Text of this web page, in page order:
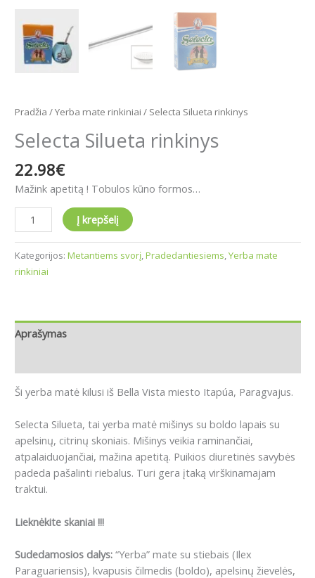
Pradžia /Yerba mate rinkiniai / Selecta Silueta rinkinys
Selecta Silueta rinkinys
22.98€
Mažink apetitą ! Tobulos kūno formos…
Į krepšelį
Kategorijos: Metantiems svorį,Pradedantiesiems,Yerba mate
rinkiniai
Aprašymas
Ši yerba matė kilusi iš Bella Vista miesto Itapúa, Paragvajus.
Selecta Silueta, tai yerba matė mišinys su boldo lapais su
apelsinų, citrinų skoniais. Mišinys veikia raminančiai,
atpalaiduojančiai, mažina apetitą. Puikios diuretinės savybės
padeda pašalinti riebalus. Turi gera įtaką virškinamajam
traktui.
Lieknėkite skaniai !!!
Sudedamosios dalys: “Yerba” mate su stiebais (Ilex
Paraguariensis), kvapusis čilmedis (boldo), apelsinų žievelės,